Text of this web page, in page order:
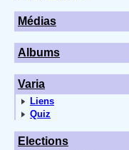
Médias
Albums
Varia
Liens
Quiz
Elections